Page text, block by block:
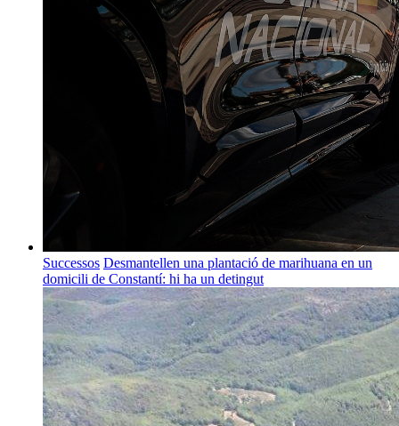
Successos Desmantellen una plantació de marihuana en un
domicili de Constantí: hi ha un detingut